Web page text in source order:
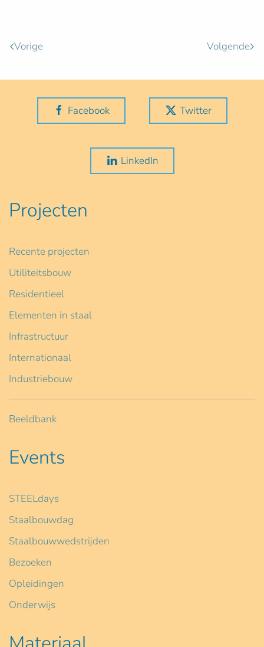
Vorige Volgende
Facebook Twitter
LinkedIn
Projecten
Recente projecten
Utiliteitsbouw
Residentieel
Elementen in staal
Infrastructuur
Internationaal
Industriebouw
Beeldbank
Events
STEELdays
Staalbouwdag
Staalbouwwedstrijden
Bezoeken
Opleidingen
Onderwijs